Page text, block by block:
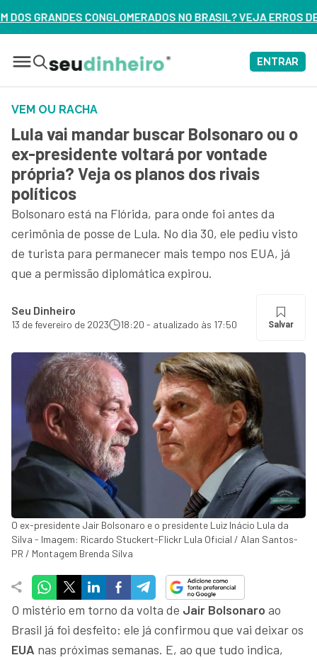
NO BRASIL? VEJA ERROS DE 3 DELES – ASSISTA AGORA
ENTRAR
VEM OU RACHA
Lula vai mandar buscar Bolsonaro ou o
ex-presidente voltará por vontade
própria? Veja os planos dos rivais
políticos
Bolsonaro está na Flórida, para onde foi antes da
cerimônia de posse de Lula. No dia 30, ele pediu visto
de turista para permanecer mais tempo nos EUA, já
que a permissão diplomática expirou.
Seu Dinheiro
13 de fevereiro de 2023 18:20 - atualizado às 17:50 Salvar
O ex-presidente Jair Bolsonaro e o presidente Luiz Inácio Lula da
Silva - Imagem: Ricardo Stuckert-Flickr Lula Oficial / Alan Santos-
PR / Montagem Brenda Silva
O mistério em torno da volta de Jair Bolsonaro ao
Brasil já foi desfeito: ele já confirmou que vai deixar os
EUA nas próximas semanas. E, ao que tudo indica,